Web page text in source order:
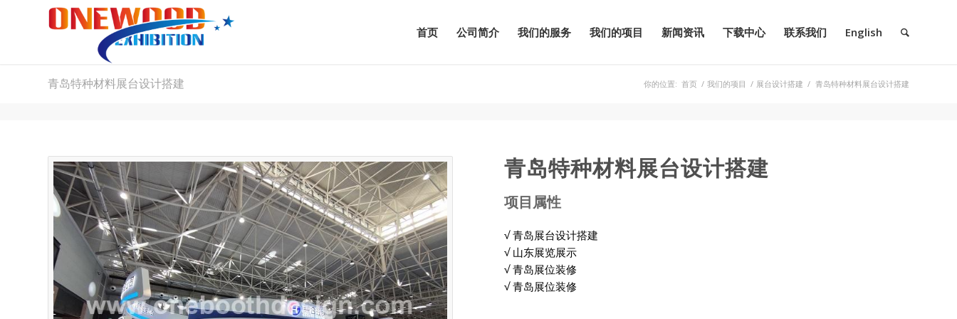
首页 公司简介 我们的服务 我们的项目 新闻资讯 下载中心 联系我们 English
青岛特种材料展台设计搭建 你的位置: 首页 / 我们的项目 / 展台设计搭建 / 青岛特种材料展台设计搭建
青岛特种材料展台设计搭建
项目属性
√ 青岛展台设计搭建
√ 山东展览展示
√ 青岛展位装修
√ 青岛展位装修